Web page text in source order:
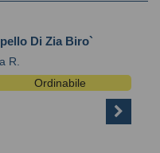
Di Zia Biro`
R.
Ordinabile